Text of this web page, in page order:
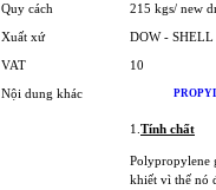
Quy cách
215 kgs/ new
Xuất xứ
DOW -
VAT
10
Nội dung khác
1. Tính chất
Polypropylene
khiết vì thế nó